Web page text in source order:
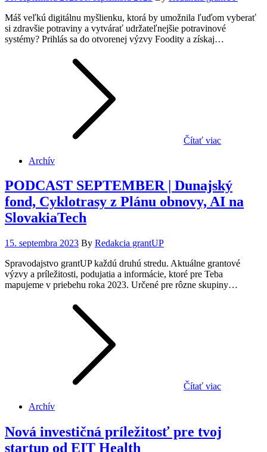
Máš veľkú digitálnu myšlienku, ktorá by umožnila ľuďom vyberať
si zdravšie potraviny a vytvárať udržateľnejšie potravinové
systémy? Prihlás sa do otvorenej výzvy Foodity a získaj…
Čítať viac
Archív
PODCAST SEPTEMBER | Dunajský
fond, Cyklotrasy z Plánu obnovy, AI na
SlovakiaTech
Posted
15. septembra 2023 By Redakcia grantUP
Spravodajstvo grantUP každú druhú stredu. Aktuálne grantové
výzvy a príležitosti, podujatia a informácie, ktoré pre Teba
mapujeme v priebehu roka 2023. Určené pre rôzne skupiny…
Čítať viac
Archív
Nová investičná príležitosť pre tvoj
startup od EIT Health